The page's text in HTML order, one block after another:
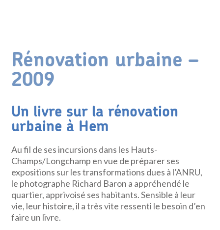
Rénovation urbaine –
2009
Un livre sur la rénovation
urbaine à Hem
Au fil de ses incursions dans les Hauts-
Champs/Longchamp en vue de préparer ses
expositions sur les transformations dues à l’ANRU,
le photographe Richard Baron a appréhendé le
quartier, apprivoisé ses habitants. Sensible à leur
vie, leur histoire, il a très vite ressenti le besoin d’en
faire un livre.